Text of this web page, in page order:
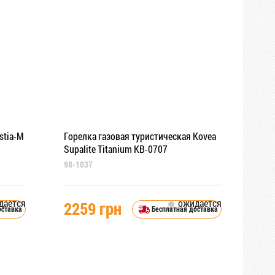
М
Горелка газовая туристическая Kovea
Supalite Titanium KB-0707
98-1037
2259 грн ожидается
Бесплатная доставка